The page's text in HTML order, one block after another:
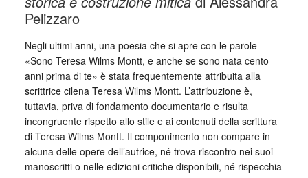
Pelizzaro
Negli ultimi anni, una poesia che si apre con le parole
«Sono Teresa Wilms Montt, e anche se sono nata cento
anni prima di te» è stata frequentemente attribuita alla
scrittrice cilena Teresa Wilms Montt. L’attribuzione è,
tuttavia, priva di fondamento documentario e risulta
incongruente rispetto allo stile e ai contenuti della scrittura
di Teresa Wilms Montt. Il componimento non compare in
alcuna delle opere dell’autrice, né trova riscontro nei suoi
manoscritti o nelle edizioni critiche disponibili, né rispecchia